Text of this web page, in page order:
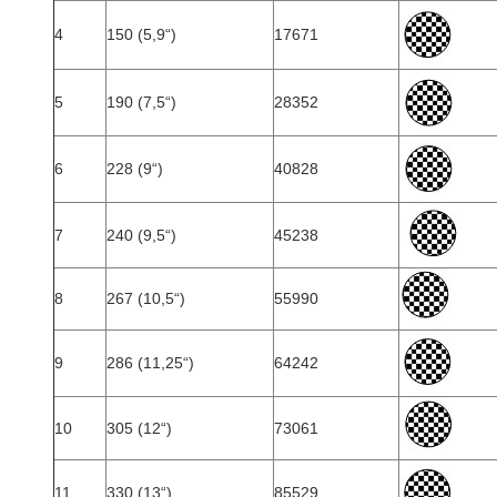
4 150 (5,9“) 17671
5 190 (7,5“) 28352
6 228 (9“) 40828
7 240 (9,5“) 45238
8 267 (10,5“) 55990
9 286 (11,25“) 64242
10 305 (12“) 73061
11 330 (13“) 85529